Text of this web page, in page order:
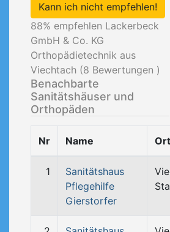
Kann ich nicht empfehlen!
88% empfehlen Lackerbeck
GmbH & Co. KG
Orthopädietechnik aus
Viechtach (8 Bewertungen )
Benachbarte
Sanitätshäuser und
Orthopäden
Nr Name Ort
1
Sanitätshaus
Pflegehilfe
Gierstorfer